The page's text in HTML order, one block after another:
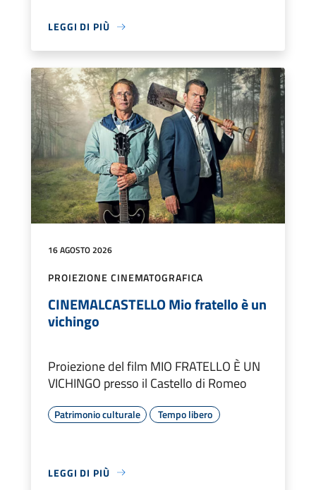
LEGGI DI PIÙ
16 AGOSTO 2026
PROIEZIONE CINEMATOGRAFICA
CINEMALCASTELLO Mio fratello è un
vichingo
Proiezione del film MIO FRATELLO È UN
VICHINGO presso il Castello di Romeo
Patrimonio culturale Tempo libero
LEGGI DI PIÙ